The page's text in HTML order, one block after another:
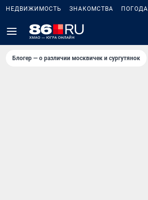
НЕДВИЖИМОСТЬ ЗНАКОМСТВА ПОГОДА
Блогер — о различии москвичек и сургутянок